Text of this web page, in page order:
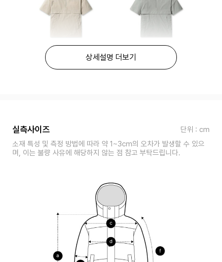
상세설명 더보기
실측사이즈
단위 : cm
소재 특성 및 측정 방법에 따라 약 1~3cm의 오차가 발생할 수 있으
며, 이는 불량 사유에 해당하지 않는 점 참고 부탁드립니다.